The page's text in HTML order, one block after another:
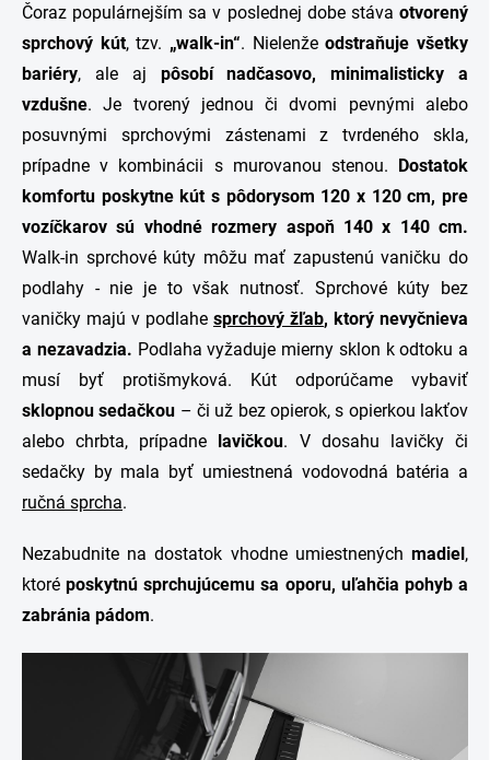
Čoraz populárnejším sa v poslednej dobe stáva otvorený
sprchový kút, tzv. „walk-in“. Nielenžeodstraňuje všetky
bariéry, ale aj pôsobí nadčasovo, minimalisticky a
vzdušne. Je tvorený jednou či dvomi pevnými alebo
posuvnými sprchovými zástenami z tvrdeného skla,
prípadne v kombinácii s murovanou stenou. Dostatok
komfortu poskytne kút s pôdorysom 120 x 120 cm, pre
vozíčkarov sú vhodné rozmery aspoň 140 x 140 cm.
Walk-in sprchové kúty môžu mať zapustenú vaničku do
podlahy - nie je to však nutnosť. Sprchové kúty bez
vaničky majú v podlahe sprchový žľab, ktorý nevyčnieva
a nezavadzia. Podlaha vyžaduje mierny sklon k odtoku a
musí byť protišmyková. Kút odporúčame vybaviť
sklopnou sedačkou – či už bez opierok, s opierkou lakťov
alebo chrbta, prípadne lavičkou. V dosahu lavičky či
sedačky by mala byť umiestnená vodovodná batéria a
ručná sprcha.
Nezabudnite na dostatok vhodne umiestnených madiel,
ktoréposkytnú sprchujúcemu sa oporu, uľahčia pohyb a
zabránia pádom.